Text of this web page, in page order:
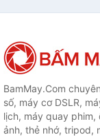
BamMay.Com
số, máy cơ DSLR,
lịch, máy quay phim,
ảnh, thẻ nhớ, tripod,